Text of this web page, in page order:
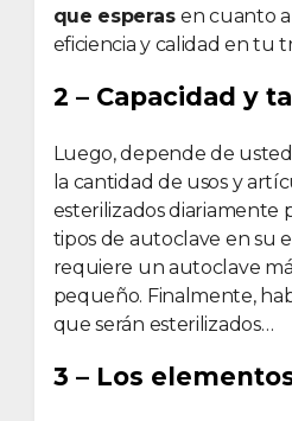
que esperas en cuanto
eficiencia y calidad en tu
2 – Capacidad y
Luego, depende de
la cantidad de usos y
esterilizados diariamente
tipos de autoclave en su
requiere un autoclave
pequeño. Finalmente,
que serán esterilizados…
3 – Los